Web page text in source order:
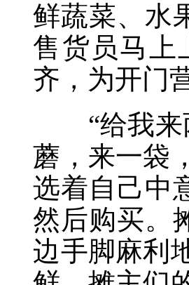
鲜蔬菜、水
售货员马上
齐，为开门
“给我来两
蘑，来一袋
选着自己中
然后购买。
边手脚麻利